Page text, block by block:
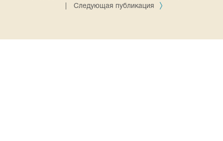
Следующая публикация